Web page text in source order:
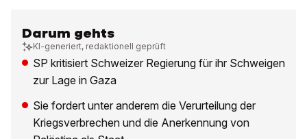
Darum gehts
KI-generiert, redaktionell geprüft
SP kritisiert Schweizer Regierung für ihr Schweigen
zur Lage in Gaza
Sie fordert unter anderem die Verurteilung der
Kriegsverbrechen und die Anerkennung von